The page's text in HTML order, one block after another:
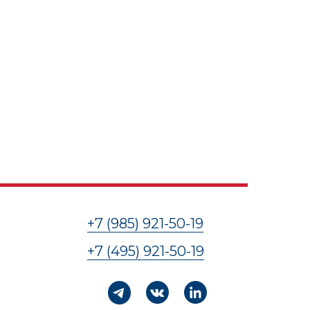
+7 (985) 921-50-19
+7 (495) 921-50-19